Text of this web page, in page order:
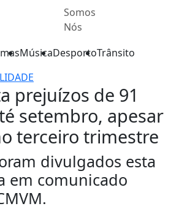
Somos
Nós
MúsicaDesportoTrânsito
prejuízos de 91
setembro, apesar
terceiro trimestre
divulgados esta
em comunicado